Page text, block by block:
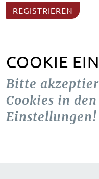
REGISTRIEREN
COOKIE
Bitte
Cookies in
Einstellungen!